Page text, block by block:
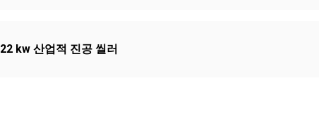
22 kw 산업적 진공 씰러